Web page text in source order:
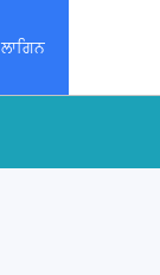
ਲਾਗਿਨ